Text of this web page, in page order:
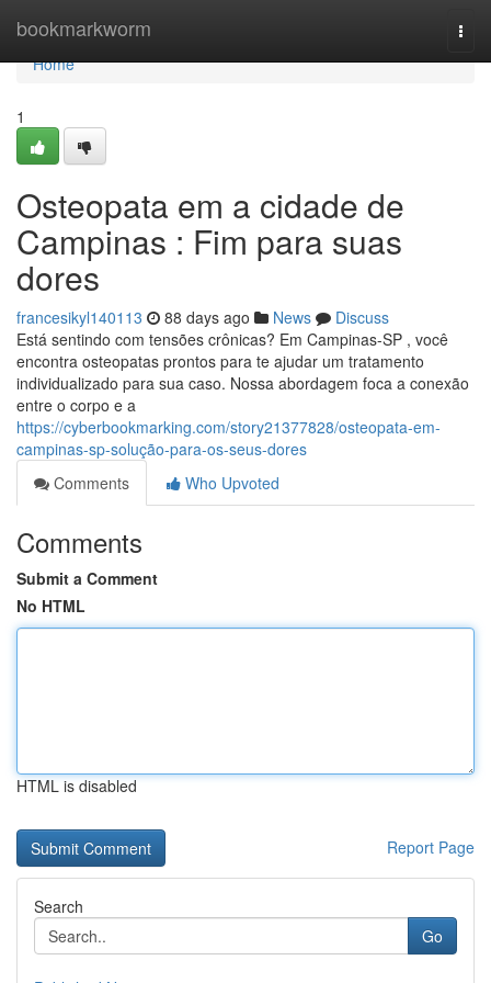
bookmarkworm
Home
Home
1
Osteopata em a cidade de
Campinas : Fim para suas
dores
francesikyl140113 88 days ago News
Discuss
Está sentindo com tensões crônicas? Em Campinas-SP , você
encontra osteopatas prontos para te ajudar um tratamento
individualizado para sua caso. Nossa abordagem foca a conexão
entre o corpo e a
https://cyberbookmarking.com/story21377828/osteopata-em-
campinas-sp-solução-para-os-seus-dores
Comments
Who Upvoted
Comments
Submit a Comment
No HTML
HTML is disabled
Report Page
Search
Go